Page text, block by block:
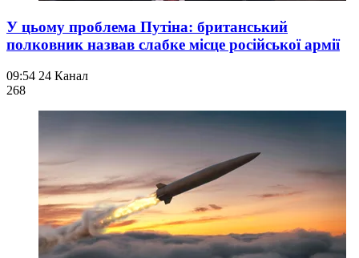
У цьому проблема Путіна: британський
полковник назвав слабке місце російської армії
09:54 24 Канал
268